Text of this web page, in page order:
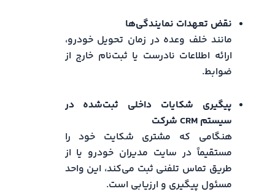
نقض تعهدات نمایندگی‌ها
مانند خلف وعده در زمان تحویل خودرو،
ارائه اطلاعات نادرست یا ثبت‌نام خارج از
ضوابط.
پیگیری شکایات داخلی ثبت‌شده در
سیستم CRM شرکت
هنگامی که مشتری شکایت خود را
مستقیماً در سایت مدیران خودرو یا از
طریق تماس تلفنی ثبت می‌کند، این واحد
مسئول پیگیری و ارزیابی است.